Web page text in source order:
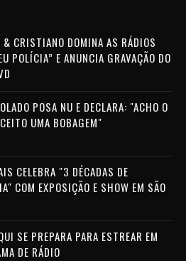
& CRISTIANO DOMINA AS RÁDIOS
POLÍCIA” E ANUNCIA GRAVAÇÃO DO
POSA NU E DECLARA: "ACHO O
UMA BOBAGEM"
CELEBRA "3 DÉCADAS DE
COM EXPOSIÇÃO E SHOW EM SÃO
SE PREPARA PARA ESTREAR EM
DE RÁDIO